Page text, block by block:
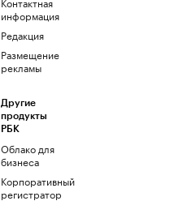
информация
Редакция
Размещение
рекламы
Другие
продукты
РБК
Облако для
бизнеса
Корпоративный
регистратор